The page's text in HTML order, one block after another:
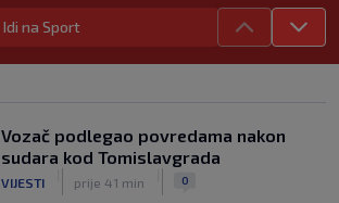
Argentinci će jedan trijumf sa
Tragedija u Brazilu nakon ilegalnih
utrka: Talentovani fudbaler Sao Paula
učestvovao u nesreći sa smrtnim
Idi na Sport
Vozač podlegao povredama nakon
sudara kod Tomislavgrada
VIJESTI prije 41 min 0